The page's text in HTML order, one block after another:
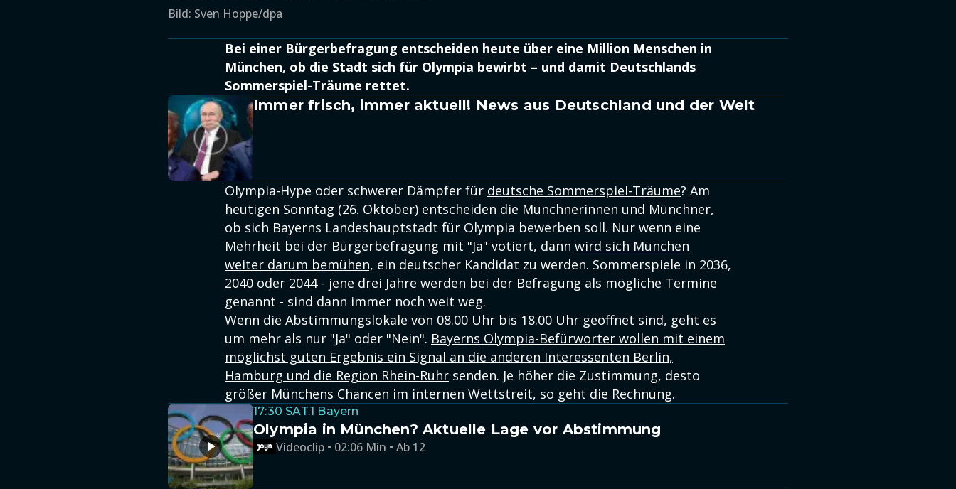
Bild: Sven Hoppe/dpa
Bei einer Bürgerbefragung entscheiden heute über eine Million Menschen in
München, ob die Stadt sich für Olympia bewirbt – und damit Deutschlands
Sommerspiel-Träume rettet.
Immer frisch, immer aktuell! News aus Deutschland und der Welt
Olympia-Hype oder schwerer Dämpfer für deutsche Sommerspiel-Träume? Am
heutigen Sonntag (26. Oktober) entscheiden die Münchnerinnen und Münchner,
ob sich Bayerns Landeshauptstadt für Olympia bewerben soll. Nur wenn eine
Mehrheit bei der Bürgerbefragung mit "Ja" votiert, dann wird sich München
weiter darum bemühen, ein deutscher Kandidat zu werden. Sommerspiele in 2036,
2040 oder 2044 - jene drei Jahre werden bei der Befragung als mögliche Termine
genannt - sind dann immer noch weit weg.
Wenn die Abstimmungslokale von 08.00 Uhr bis 18.00 Uhr geöffnet sind, geht es
um mehr als nur "Ja" oder "Nein". Bayerns Olympia-Befürworter wollen mit einem
möglichst guten Ergebnis ein Signal an die anderen Interessenten Berlin,
Hamburg und die Region Rhein-Ruhr senden. Je höher die Zustimmung, desto
größer Münchens Chancen im internen Wettstreit, so geht die Rechnung.
17:30 SAT.1 Bayern
Olympia in München? Aktuelle Lage vor Abstimmung
Videoclip • 02:06 Min • Ab 12